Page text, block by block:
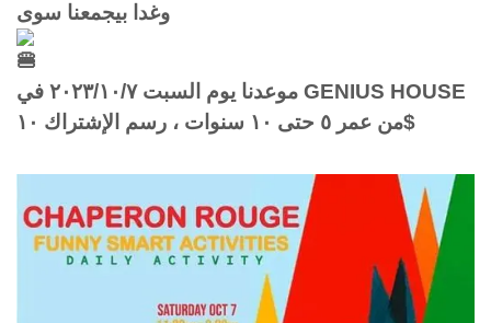
وغدا بيجمعنا سوى
موعدنا يوم السبت ٢٠٢٣/١٠/٧ في GENIUS HOUSE
من عمر ٥ حتى ١٠ سنوات ، رسم الإشتراك ١٠$